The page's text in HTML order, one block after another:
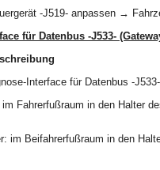
-J519- anpassen →
für Datenbus -J533-
Interface für Datenbus -
Fahrerfußraum in den Halter
im Beifahrerfußraum in den